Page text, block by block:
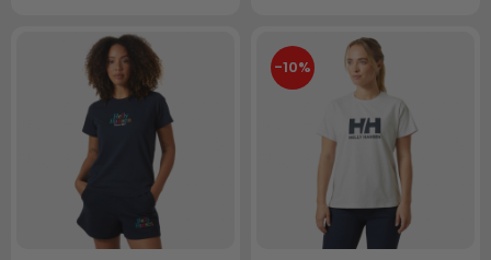
-10%